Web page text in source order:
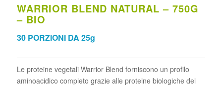
WARRIOR BLEND NATURAL – 750G
– BIO
30 PORZIONI DA 25g
Le proteine vegetali Warrior Blend forniscono un profilo
aminoacidico completo grazie alle proteine biologiche dei